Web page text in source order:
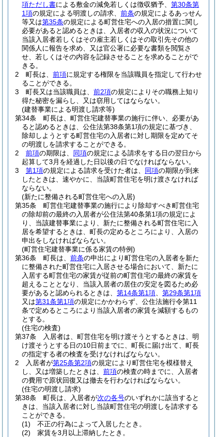
項ただし書による敷金の減免若しくは徴収猶予、 第30条第
1項の規定による明渡しの請求、 前条の規定によるあっせん
等又は第35条の規定による町営住宅への入居の措置に関し
必要があると認めるときは、入居者の収入の状況について
当該入居者若しくはその雇主若しくはその取引先その他の
関係人に報告を求め、又は官公署に必要な書類を閲覧さ
せ、若しくはその内容を記録させることを求めることがで
きる。
2
町長は、 前項に規定する権限を当該職員を指定して行わせ
ることができる。
3
町長又は当該職員は、 前2項の規定によりその職務上知り
得た秘密を漏らし、又は窃用してはならない。
(建替事業による明渡し請求等)
第34条
町長は、町営住宅建替事業の施行に伴い、必要があ
ると認めるときは、公住法第38条第1項の規定に基づき、
除却しようとする町営住宅の入居者に対し期限を定めてそ
の明渡しを請求することができる。
2
前項の期限は、 同項の規定による請求をする日の翌日から
起算して3月を経過した日以後の日でなければならない。
3
第1項の規定による請求を受けた者は、 同項の期限が到来
したときは、速やかに、当該町営住宅を明け渡さなければ
ならない。
(新たに整備される町営住宅への入居)
第35条
町営住宅建替事業の施行により除却すべき町営住宅
の除却前の最終の入居者が公住法第40条第1項の規定によ
り、当該建替事業により、新たに整備される町営住宅に入
居を希望するときは、町長の定めるところにより、入居の
申出をしなければならない。
(町営住宅建替事業に係る家賃の特例)
第36条
町長は、 前条の申出により町営住宅の入居者を新た
に整備された町営住宅に入居させる場合において、新たに
入居する町営住宅の家賃が従前の町営住宅の最終の家賃を
超えることとなり、当該入居者の居住の安定を図るため必
要があると認められるときは、 第14条第1項
第29条第1項
又は第31条第1項の規定にかかわらず、公住法施行令第11
条で定めるところにより当該入居者の家賃を減額するもの
とする。
(住宅の検査)
第37条
入居者は、町営住宅を明け渡そうとするときは、明
け渡そうとする日の10日前までに、町長に届け出て、町長
の指定する者の検査を受けなければならない。
2
入居者が第25条第2項の規定により町営住宅を模様替え
し、又は増築したときは、 前項の検査の時までに、入居者
の費用で原状回復又は撤去を行わなければならない。
(住宅の明渡し請求)
第38条
町長は、入居者が次の各号のいずれかに該当すると
きは、当該入居者に対し当該町営住宅の明渡しを請求する
ことができる。
(1)
不正の行為によって入居したとき。
(2)
家賃を3月以上滞納したとき。